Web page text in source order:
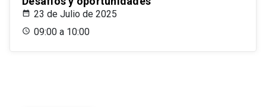
23 de Julio de 2025
09:00 a 10:00